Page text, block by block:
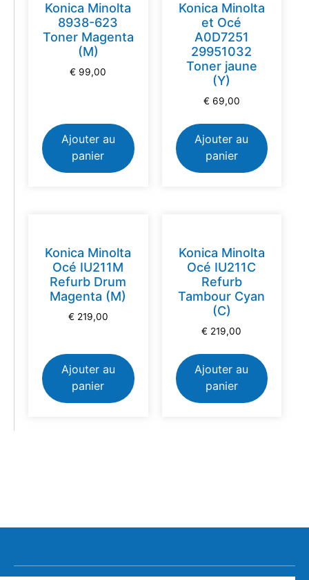
Konica Minolta
8938-623
Toner Magenta
(M)
€ 99,00
Ajouter au
panier
Konica Minolta
et Océ
A0D7251
29951032
Toner jaune
(Y)
€ 69,00
Ajouter au
panier
Konica Minolta
Océ IU211M
Refurb Drum
Magenta (M)
€ 219,00
Ajouter au
panier
Konica Minolta
Océ IU211C
Refurb
Tambour Cyan
(C)
€ 219,00
Ajouter au
panier